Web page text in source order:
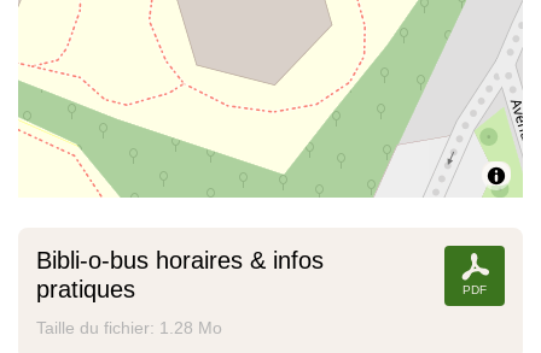
Bibli-o-bus horaires & infos
pratiques
Taille du fichier: 1.28 Mo